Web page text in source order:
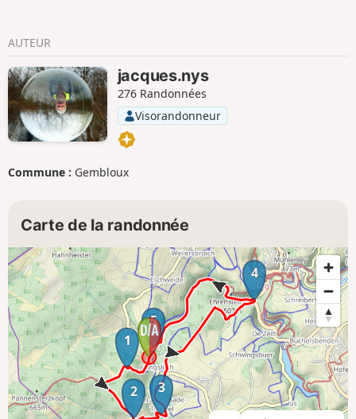
AUTEUR
jacques.nys
276 Randonnées
Visorandonneur
Commune : Gembloux
Carte de la randonnée
1
2 3
4
5